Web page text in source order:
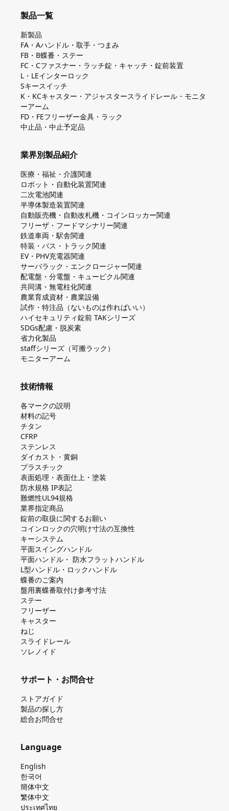
製品一覧
新製品
FA・Aハンドル・取手・つまみ
FB・B蝶番・ステー
FC・Cファスナー・ラッチ錠・キャッチ・錠前装置
L・LEインターロック
Sキースイッチ
K・KCキャスター・アジャスタースライドレール・モニタ
ーアーム
FD・FEフリーザー金具・ラック
中止品・中止予定品
業界別製品紹介
医療・福祉・介護関連
ロボット・自動化装置関連
二次電池関連
半導体製造装置関連
自動販売機・自動改札機・コインロッカー関連
フリーザ・フードマシナリー関連
鉄道車両・駅舎関連
特装・バス・トラック関連
EV・PHV充電器関連
サーバラック・エンクロージャー関連
配電盤・分電盤・キュービクル関連
共同溝・無電柱化関連
農業育成資材・農業設備
試作・特注品（ないものは作ればいい）
ハイセキュリティ錠前 TAKシリーズ
SDGs配慮・脱炭素
省力化製品
staffシリーズ（可搬ラック）
モニターアーム
技術情報
各マークの説明
材料の記号
チタン
CFRP
ステンレス
ダイカスト・⻩銅
プラスチック
表面処理・表面仕上・塗装
防⽔規格 IP表記
難燃性UL94規格
業界指定商品
錠前の取扱に関するお願い
コインロックの⽳明け⼨法の互換性
キーシステム
平⾯スイングハンドル
平⾯ハンドル・ 防⽔フラットハンドル
L型ハンドル・ロックハンドル
蝶番のご案内
盤⽤裏蝶番取付け参考⼨法
ステー
フリーザー
キャスター
ねじ
スライドレール
ソレノイド
サポート・お問合せ
ストアガイド
製品の探し⽅
総合お問合せ
Language
English
한국어
簡体中文
繁体中文
ประเทศไทย